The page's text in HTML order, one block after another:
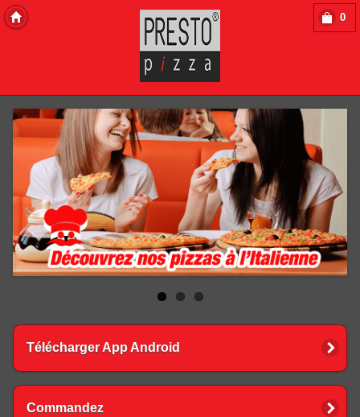
0
Télécharger App Android
Commandez
Copyright 2013 Des-Click Com